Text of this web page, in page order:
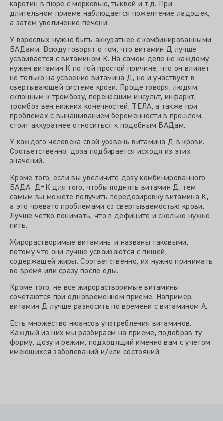
каротин в пюре с морковью, тыквой и т.д. При
длительном приеме наблюдается пожелтение ладошек,
а затем увеличение печени.
У взрослых нужно быть аккуратнее с комбинированными
БАДами. Всюду говорят о том, что витамин Д лучше
усваивается с витамином К. На самом деле не каждому
нужен витамин К по той простой причине, что он влияет
не только на усвоение витамина Д, но и участвует в
свертывающей системе крови. Проще говоря, людям,
склонным к тромбозу, перенёсшим инсульт, инфаркт,
тромбоз вен нижних конечностей, ТЕЛА, а также при
проблемах с вынашиванием беременности в прошлом,
стоит аккуратнее относиться к подобным БАДам.
У каждого человека свой уровень витамина Д в крови.
Соответственно, доза подбирается исходя из этих
значений.
Кроме того, если вы увеличите дозу комбинированного
БАДА Д+К для того, чтобы поднять витамин Д, тем
самым вы можете получить передозировку витамина К,
а это чревато проблемами со свертываемостью крови.
Лучше четко понимать, что в дефиците и сколько нужно
пить.
Жирорастворимые витамины и названы таковыми,
потому что они лучше усваиваются с пищей,
содержащей жиры. Соответственно, их нужно принимать
во время или сразу после еды.
Кроме того, не все жирорастворимые витамины
сочетаются при одновременном приеме. Например,
витамин Д лучше разносить по времени с витамином А.
Есть множество нюансов употребления витаминов.
Каждый из них мы разбираем на приеме, подобрав ту
форму, дозу и режим, подходящий именно вам с учетом
имеющихся заболеваний и/или состояний.